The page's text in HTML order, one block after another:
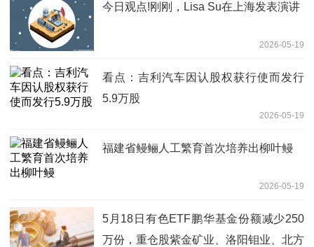
今日观点!刚刚，Lisa Su在上海发表演讲
2026-05-19
看点：吉利汽车因认股权获行使而发行
5.9万股
2026-05-19
福建省鳗鲡人工繁育首次培养出柳叶鳗
2026-05-19
5月18日有色ETF鹏华基金份额减少250
万份，重仓股紫金矿业、洛阳钼业、北方